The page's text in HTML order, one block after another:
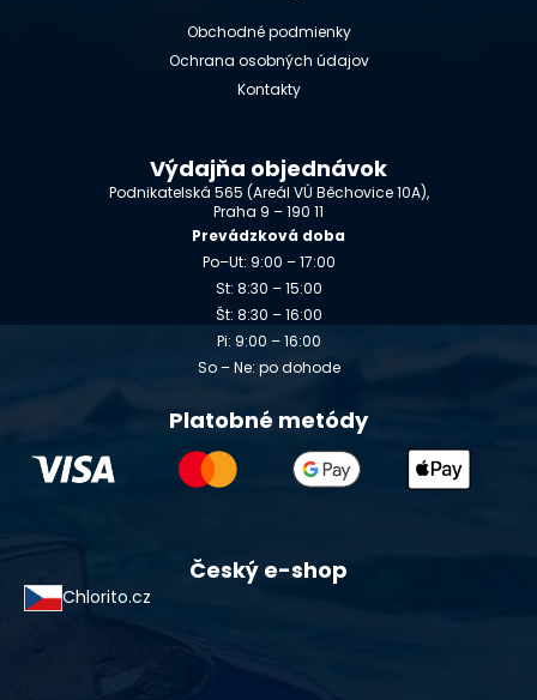
Obchodné podmienky
Ochrana osobných údajov
Kontakty
Výdajňa objednávok
Podnikatelská 565 (Areál VÚ Běchovice 10A),
Praha 9 – 190 11
Prevádzková doba
Po–Ut: 9:00 – 17:00
St: 8:30 – 15:00
Št: 8:30 – 16:00
Pi: 9:00 – 16:00
So – Ne: po dohode
Platobné metódy
Český e-shop
Chlorito.cz